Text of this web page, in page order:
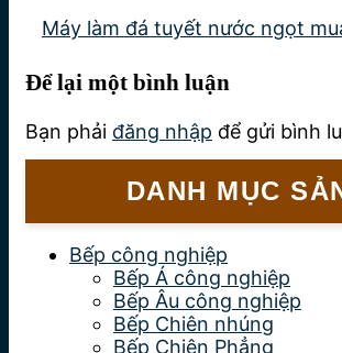
Máy làm đá tuyết nước ngọt
Để lại một bình luận
Bạn phải đăng nhập để gửi bình
DANH MỤC
Bếp công nghiệp
Bếp Á công nghiệp
Bếp Âu công nghiệp
Bếp Chiên nhúng
Bếp Chiên Phẳng